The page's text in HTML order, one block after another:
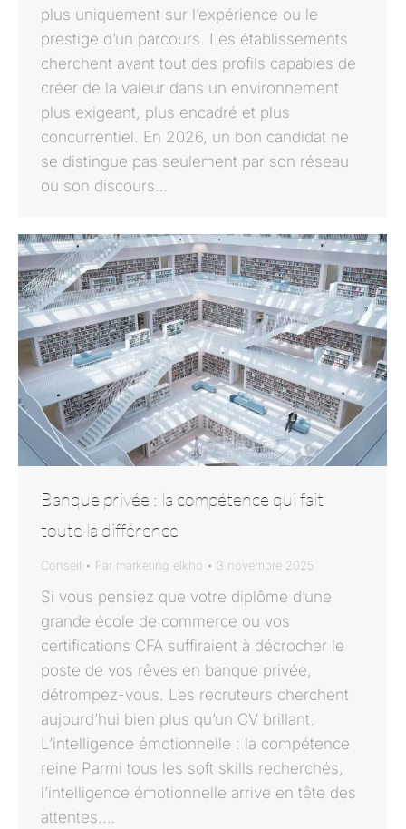
plus uniquement sur l’expérience ou le
prestige d’un parcours. Les établissements
cherchent avant tout des profils capables de
créer de la valeur dans un environnement
plus exigeant, plus encadré et plus
concurrentiel. En 2026, un bon candidat ne
se distingue pas seulement par son réseau
ou son discours…
Banque privée : la compétence qui fait
toute la différence
Conseil Par marketing elkho 3 novembre 2025
Si vous pensiez que votre diplôme d’une
grande école de commerce ou vos
certifications CFA suffiraient à décrocher le
poste de vos rêves en banque privée,
détrompez-vous. Les recruteurs cherchent
aujourd’hui bien plus qu’un CV brillant.
L’intelligence émotionnelle : la compétence
reine Parmi tous les soft skills recherchés,
l’intelligence émotionnelle arrive en tête des
attentes.…